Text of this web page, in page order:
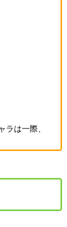
ラは一際、